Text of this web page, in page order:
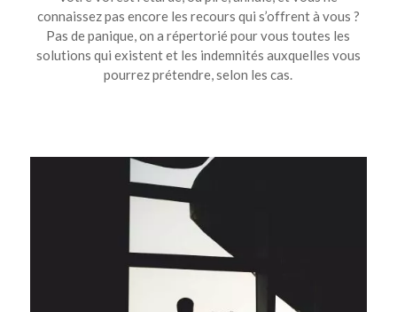
connaissez pas encore les recours qui s’offrent à vous ?
Pas de panique, on a répertorié pour vous toutes les
solutions qui existent et les indemnités auxquelles vous
pourrez prétendre, selon les cas.